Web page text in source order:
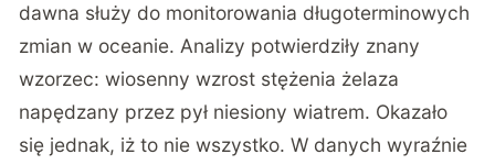
dawna służy do monitorowania długoterminowych
zmian w oceanie. Analizy potwierdziły znany
wzorzec: wiosenny wzrost stężenia żelaza
napędzany przez pył niesiony wiatrem. Okazało
się jednak, iż to nie wszystko. W danych wyraźnie